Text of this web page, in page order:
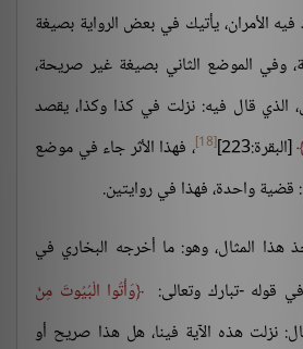
الأمران، يأتيك في بعض الرواية بصيغة
وفي الموضع الثاني بصيغة غير صريحة،
الذي قال فيه: نزلت في كذا وكذا، يقصد
[البقرة:223] [18]
، فهذا الأثر جاء في موضع
واحدة، فهذا في روايتين.
هذا المثال، وهو: ما أخرجه البخاري في
قوله -تبارك وتعالى:
وَأْتُوا الْبُيُوتَ مِنْ
قال: نزلت هذه الآية فينا، هل هذا صريح أو